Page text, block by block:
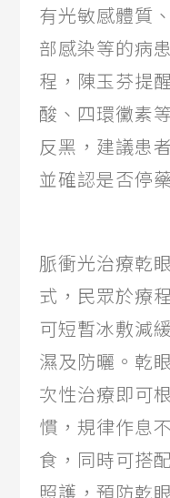
有光敏感體質
部感染等的病
程，陳玉芬提
酸、四環黴素
反黑，建議患
並確認是否停
脈衝光治療乾
式，民眾於療
可短暫冰敷減
濕及防曬。乾
次性治療即可
慣，規律作息
食，同時可搭
照護，預防乾